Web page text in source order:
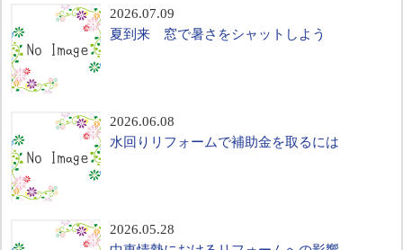
2026.07.09
夏到来 窓で暑さをシャットしよう
2026.06.08
水回りリフォームで補助金を取るには
2026.05.28